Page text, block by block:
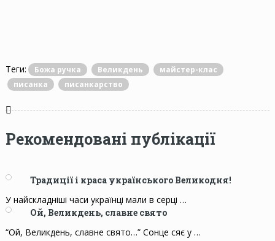
Теги: Божа ручка Великдень
майстер-клас
писанка
писанкарство
Рекомендовані публікації
Традиції і краса українського Великодня!
У найскладніші часи українці мали в серці …
Ой, Великдень, славне свято
“Ой, Великдень, славне свято…” Сонце сяє у …